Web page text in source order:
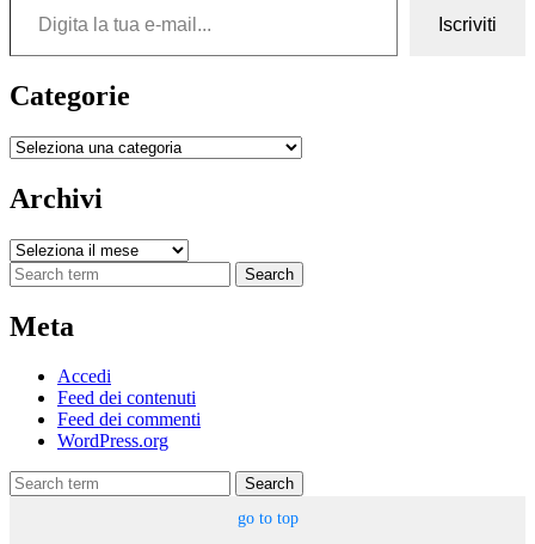
Iscriviti
Categorie
Categorie
Archivi
Archivi
Search
Meta
Accedi
Feed dei contenuti
Feed dei commenti
WordPress.org
Search
go to top